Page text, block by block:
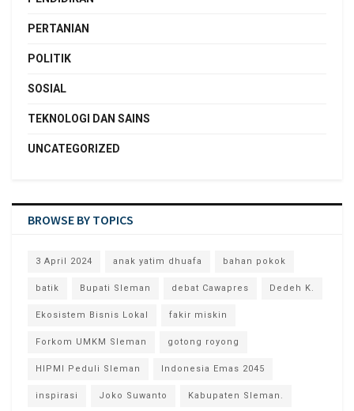
PERTANIAN
POLITIK
SOSIAL
TEKNOLOGI DAN SAINS
UNCATEGORIZED
BROWSE BY TOPICS
3 April 2024 anak yatim dhuafa bahan pokok
batik Bupati Sleman debat Cawapres Dedeh K.
Ekosistem Bisnis Lokal fakir miskin
Forkom UMKM Sleman gotong royong
HIPMI Peduli Sleman Indonesia Emas 2045
inspirasi Joko Suwanto Kabupaten Sleman.